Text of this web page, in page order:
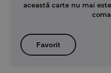
această carte nu mai
Favorit